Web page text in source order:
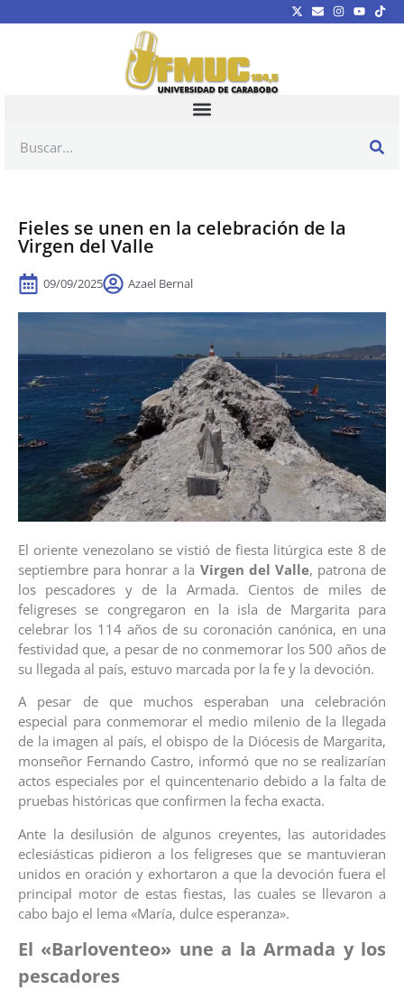
Fieles se unen en la celebración de la
Virgen del Valle
09/09/2025 Azael Bernal
El oriente venezolano se vistió de fiesta litúrgica este 8 de
septiembre para honrar a la Virgen del Valle, patrona de
los pescadores y de la Armada. Cientos de miles de
feligreses se congregaron en la isla de Margarita para
celebrar los 114 años de su coronación canónica, en una
festividad que, a pesar de no conmemorar los 500 años de
su llegada al país, estuvo marcada por la fe y la devoción.
A pesar de que muchos esperaban una celebración
especial para conmemorar el medio milenio de la llegada
de la imagen al país, el obispo de la Diócesis de Margarita,
monseñor Fernando Castro, informó que no se realizarían
actos especiales por el quincentenario debido a la falta de
pruebas históricas que confirmen la fecha exacta.
Ante la desilusión de algunos creyentes, las autoridades
eclesiásticas pidieron a los feligreses que se mantuvieran
unidos en oración y exhortaron a que la devoción fuera el
principal motor de estas fiestas, las cuales se llevaron a
cabo bajo el lema «María, dulce esperanza».
El «Barloventeo» une a la Armada y los
pescadores